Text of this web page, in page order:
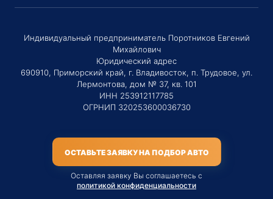
Индивидуальный предприниматель Поротников Евгений
Михайлович
Юридический адрес
690910, Приморский край, г. Владивосток, п. Трудовое, ул.
Лермонтова, дом № 37, кв. 101
ИНН 253912117785
ОГРНИП 320253600036730
ОСТАВЬТЕ ЗАЯВКУ НА ПОДБОР АВТО
Оставляя заявку Вы соглашаетесь с
политикой конфиденциальности